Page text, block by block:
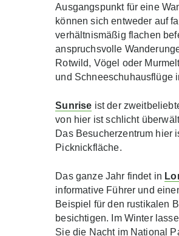
Ausgangspunkt für eine
können sich entweder auf
verhältnismäßig flachen
anspruchsvolle
Rotwild, Vögel oder
und Schneeschuhausflüge
Sunrise ist der
von hier ist schlicht
Das Besucherzentrum hier
Picknickfläche.
Das ganze Jahr findet in
informative Führer und
Beispiel für den rustikalen
besichtigen. Im Winter
Sie die Nacht im National